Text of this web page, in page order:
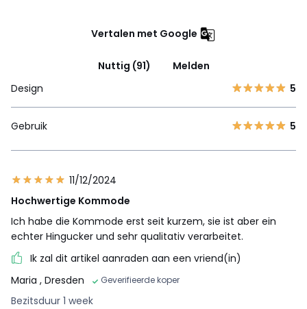
Vertalen met Google
Nuttig (91)
Melden
Design
5
Gebruik 5
11/12/2024
Hochwertige Kommode
Ich habe die Kommode erst seit kurzem, sie ist aber ein
echter Hingucker und sehr qualitativ verarbeitet.
Ik zal dit artikel aanraden aan een vriend(in)
Maria , Dresden Geverifieerde koper
Bezitsduur 1 week